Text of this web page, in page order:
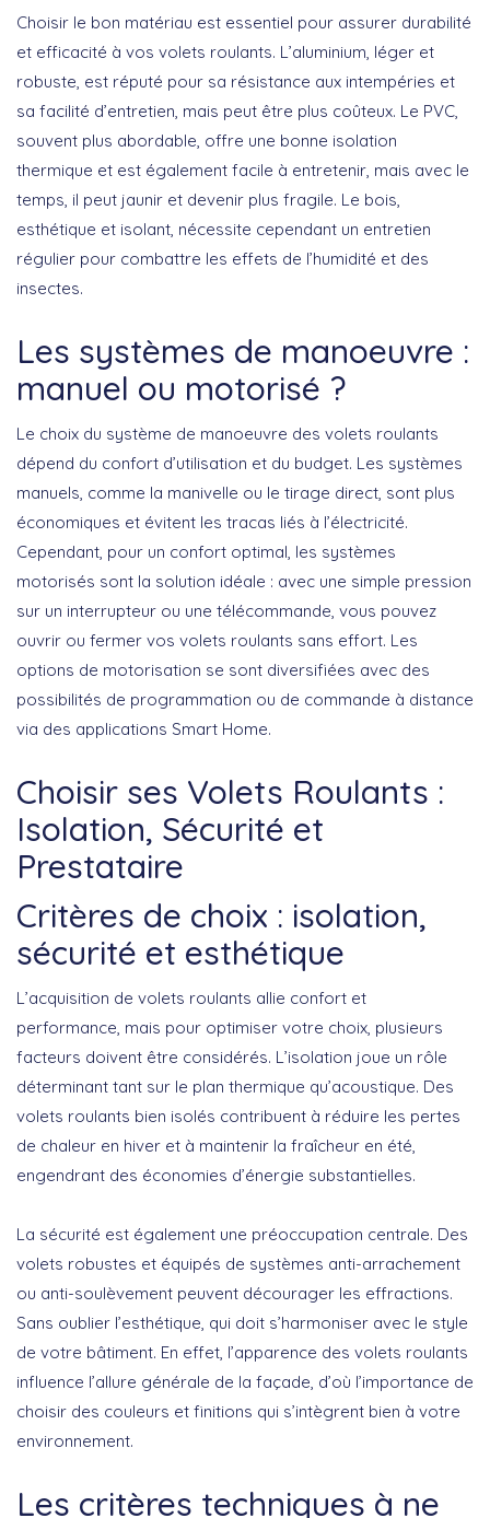
Choisir le bon matériau est essentiel pour assurer durabilité
et efficacité à vos volets roulants. L’aluminium, léger et
robuste, est réputé pour sa résistance aux intempéries et
sa facilité d’entretien, mais peut être plus coûteux. Le PVC,
souvent plus abordable, offre une bonne isolation
thermique et est également facile à entretenir, mais avec le
temps, il peut jaunir et devenir plus fragile. Le bois,
esthétique et isolant, nécessite cependant un entretien
régulier pour combattre les effets de l’humidité et des
insectes.
Les systèmes de manoeuvre :
manuel ou motorisé ?
Le choix du système de manoeuvre des volets roulants
dépend du confort d’utilisation et du budget. Les systèmes
manuels, comme la manivelle ou le tirage direct, sont plus
économiques et évitent les tracas liés à l’électricité.
Cependant, pour un confort optimal, les systèmes
motorisés sont la solution idéale : avec une simple pression
sur un interrupteur ou une télécommande, vous pouvez
ouvrir ou fermer vos volets roulants sans effort. Les
options de motorisation se sont diversifiées avec des
possibilités de programmation ou de commande à distance
via des applications Smart Home.
Choisir ses Volets Roulants :
Isolation, Sécurité et
Prestataire
Critères de choix : isolation,
sécurité et esthétique
L’acquisition de volets roulants allie confort et
performance, mais pour optimiser votre choix, plusieurs
facteurs doivent être considérés. L’isolation joue un rôle
déterminant tant sur le plan thermique qu’acoustique. Des
volets roulants bien isolés contribuent à réduire les pertes
de chaleur en hiver et à maintenir la fraîcheur en été,
engendrant des économies d’énergie substantielles.
La sécurité est également une préoccupation centrale. Des
volets robustes et équipés de systèmes anti-arrachement
ou anti-soulèvement peuvent décourager les effractions.
Sans oublier l’esthétique, qui doit s’harmoniser avec le style
de votre bâtiment. En effet, l’apparence des volets roulants
influence l’allure générale de la façade, d’où l’importance de
choisir des couleurs et finitions qui s’intègrent bien à votre
environnement.
Les critères techniques à ne